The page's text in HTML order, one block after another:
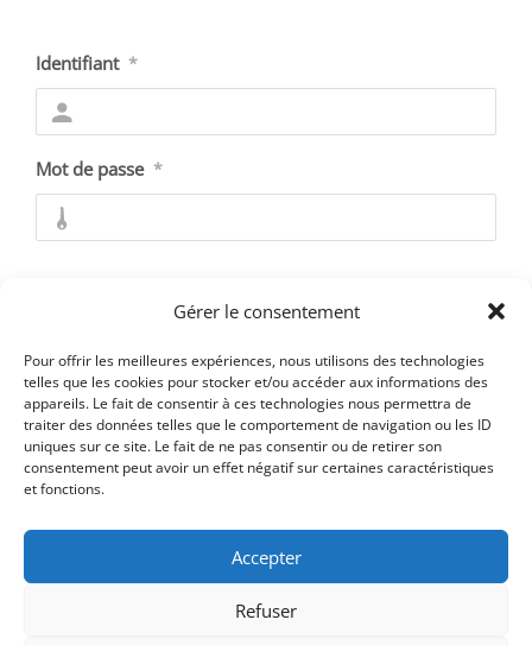
Gérer le consentement
Pour offrir les meilleures expériences, nous utilisons des technologies
telles que les cookies pour stocker et/ou accéder aux informations des
appareils. Le fait de consentir à ces technologies nous permettra de
traiter des données telles que le comportement de navigation ou les ID
uniques sur ce site. Le fait de ne pas consentir ou de retirer son
consentement peut avoir un effet négatif sur certaines caractéristiques
et fonctions.
Accepter
Refuser
Identifiant *
Mot de passe *
Mot de passe oublié ?